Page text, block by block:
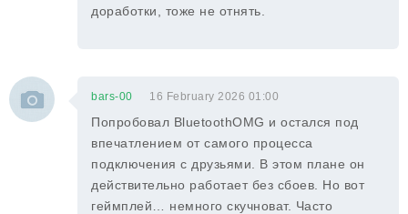
доработки, тоже не отнять.
bars-00 16 February 2026 01:00
Попробовал BluetoothOMG и остался под
впечатлением от самого процесса
подключения с друзьями. В этом плане он
действительно работает без сбоев. Но вот
геймплей… немного скучноват. Часто